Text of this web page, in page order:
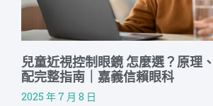
兒童近視控制眼鏡 怎麼選？原理
配完整指南｜嘉義信賴眼科
2025 年 7 月 8 日